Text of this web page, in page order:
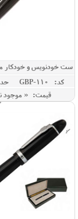
ست خودنویس و خودکار
مدل 300
کد: GBP-110
قیمت: « موجود